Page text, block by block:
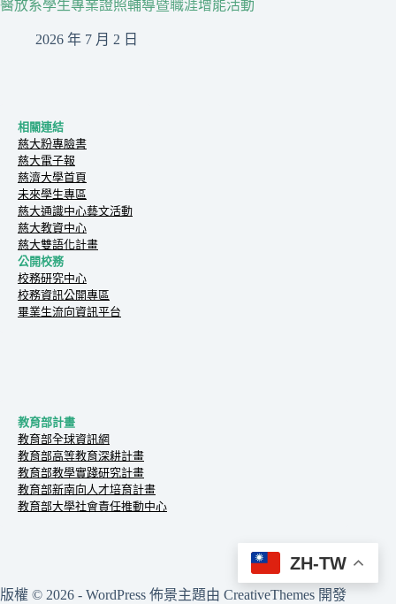
醫放系學生專業證照輔導暨職涯增能活動
2026 年 7 月 2 日
相關連結
慈大粉專臉書
慈大電子報
慈濟大學首頁
未來學生專區
慈大通識中心藝文活動
慈大教資中心
慈大雙語化計畫
公開校務
校務研究中心
校務資訊公開專區
畢業生流向資訊平台
教育部計畫
教育部全球資訊網
教育部高等教育深耕計畫
教育部教學實踐研究計畫
教育部新南向人才培育計畫
教育部大學社會責任推動中心
版權 © 2026 - WordPress 佈景主題由 CreativeThemes 開發
ZH-TW